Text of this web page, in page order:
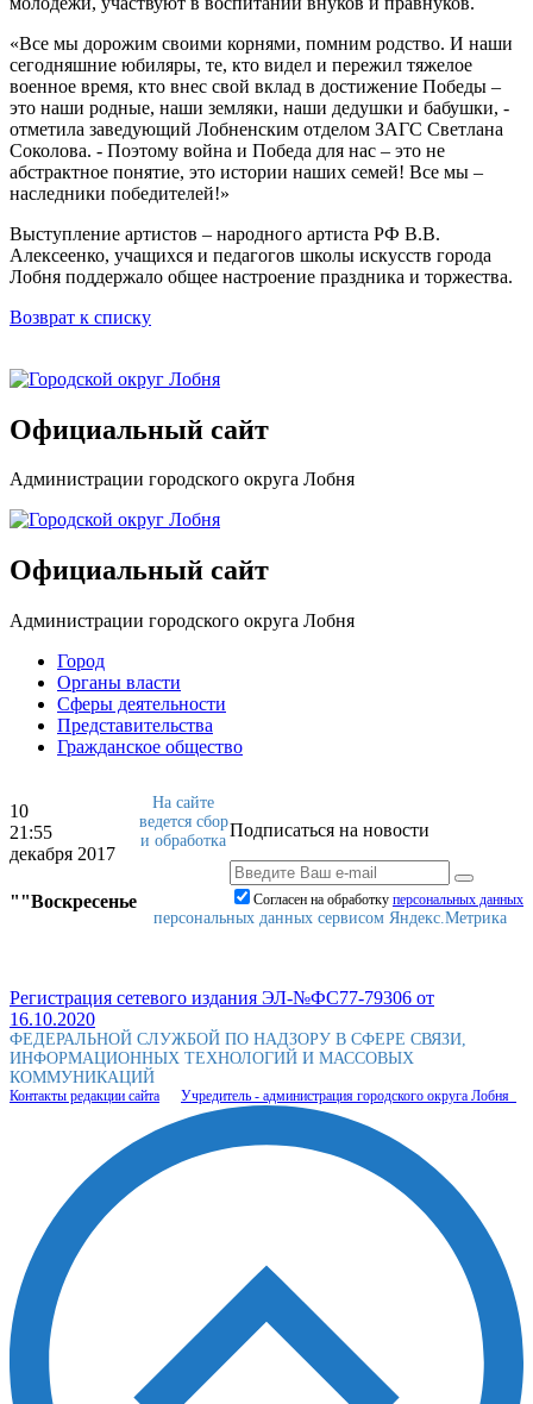
«Все мы дорожим своими корнями, помним родство. И наши
сегодняшние юбиляры, те, кто видел и пережил тяжелое
военное время, кто внес свой вклад в достижение Победы –
это наши родные, наши земляки, наши дедушки и бабушки, -
отметила заведующий Лобненским отделом ЗАГС Светлана
Соколова. - Поэтому война и Победа для нас – это не
абстрактное понятие, это истории наших семей! Все мы –
наследники победителей!»
Выступление артистов – народного артиста РФ В.В.
Алексеенко, учащихся и педагогов школы искусств города
Лобня поддержало общее настроение праздника и торжества.
Возврат к списку
Официальный сайт
Администрации городского округа Лобня
Официальный сайт
Администрации городского округа Лобня
Город
Органы власти
Сферы деятельности
Представительства
Гражданское общество
10
21:55
декабря 2017
""Воскресенье
Подписаться на новости
Согласен на обработку персональныx данных
На сайте
ведется сбор
и обработка
персональных данных сервисом Яндекс.Метрика
Регистрация сетевого издания ЭЛ-№ФС77-79306 от
16.10.2020
ФЕДЕРАЛЬНОЙ СЛУЖБОЙ ПО НАДЗОРУ В СФЕРЕ СВЯЗИ,
ИНФОРМАЦИОННЫХ ТЕХНОЛОГИЙ И МАССОВЫХ
КОММУНИКАЦИЙ
Контакты редакции сайта Учредитель - администрация городского округа Лобня